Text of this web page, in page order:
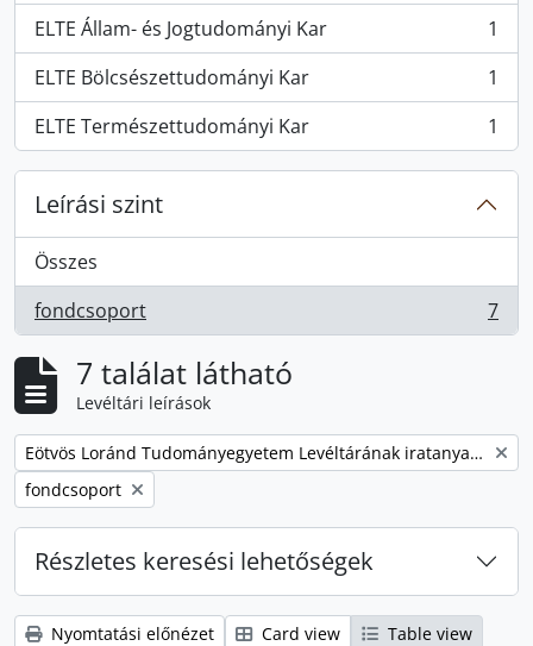
ELTE Állam- és Jogtudományi Kar
, 1 eredmények
1
ELTE Bölcsészettudományi Kar
, 1 eredmények
1
ELTE Természettudományi Kar
, 1 eredmények 1
Leírási szint
Összes
fondcsoport
, 7 eredmények 7
7 találat látható
Levéltári leírások
Remove filter:
Eötvös Loránd Tudományegyetem Levéltárának iratanyaga
Remove filter:
fondcsoport
Részletes keresési lehetőségek
Nyomtatási előnézet Card view
Table view